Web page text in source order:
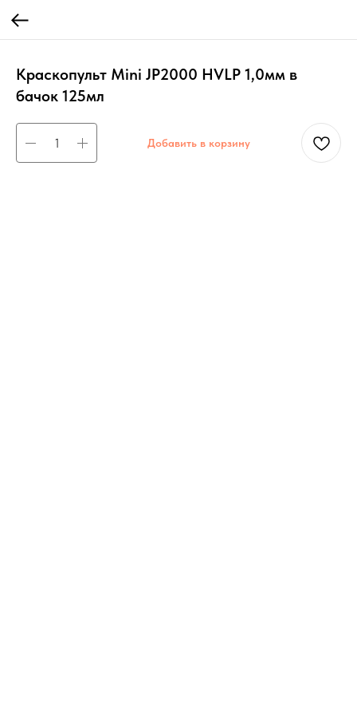
Краскопульт Mini JP2000 HVLP 1,0мм в
бачок 125мл
Добавить в корзину